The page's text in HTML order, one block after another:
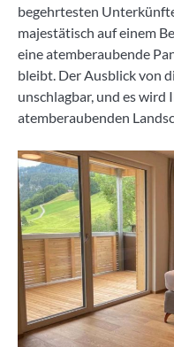
begehrtesten
majestätisch auf einem
eine atemberaubende
bleibt. Der Ausblick von
unschlagbar, und es wird
atemberaubenden